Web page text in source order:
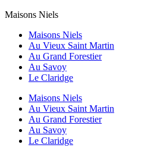
Maisons Niels
Maisons Niels
Au Vieux Saint Martin
Au Grand Forestier
Au Savoy
Le Claridge
Maisons Niels
Au Vieux Saint Martin
Au Grand Forestier
Au Savoy
Le Claridge